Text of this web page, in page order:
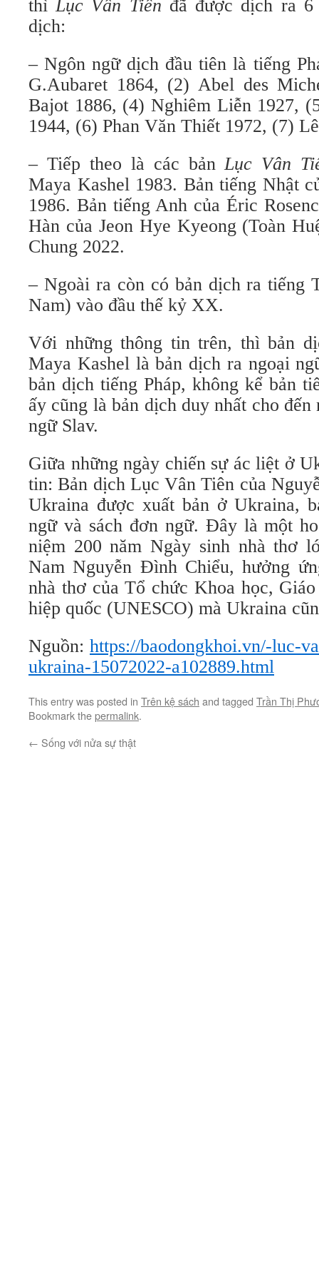
thì Lục Vân Tiên đã được dịch ra
dịch:
– Ngôn ngữ dịch đầu tiên là tiếng
G.Aubaret 1864, (2) Abel des
Bajot 1886, (4) Nghiêm Liễn 1927,
1944, (6) Phan Văn Thiết 1972, (7)
– Tiếp theo là các bảnLục Vân
Maya Kashel 1983. Bản tiếng Nhật
1986. Bản tiếng Anh của Éric
Hàn của Jeon Hye Kyeong (Toàn
Chung 2022.
– Ngoài ra còn có bản dịch ra tiếng
Nam) vào đầu thế kỷ XX.
Với những thông tin trên, thì bản
Maya Kashel là bản dịch ra ngoại
bản dịch tiếng Pháp, không kể bản
ấy cũng là bản dịch duy nhất cho đến
ngữ Slav.
Giữa những ngày chiến sự ác liệt ở
tin: Bản dịch Lục Vân Tiên của
Ukraina được xuất bản ở Ukraina,
ngữ và sách đơn ngữ. Đây là một
niệm 200 năm Ngày sinh nhà thơ
Nam Nguyễn Đình Chiểu, hưởng
nhà thơ của Tổ chức Khoa học,
hiệp quốc (UNESCO) mà Ukraina
Nguồn: https://baodongkhoi.vn/-luc-
ukraina-15072022-a102889.html
This entry was posted in Trên kệ sách and tagged Trần Thị
Bookmark thepermalink.
← Sống với nửa sự thật